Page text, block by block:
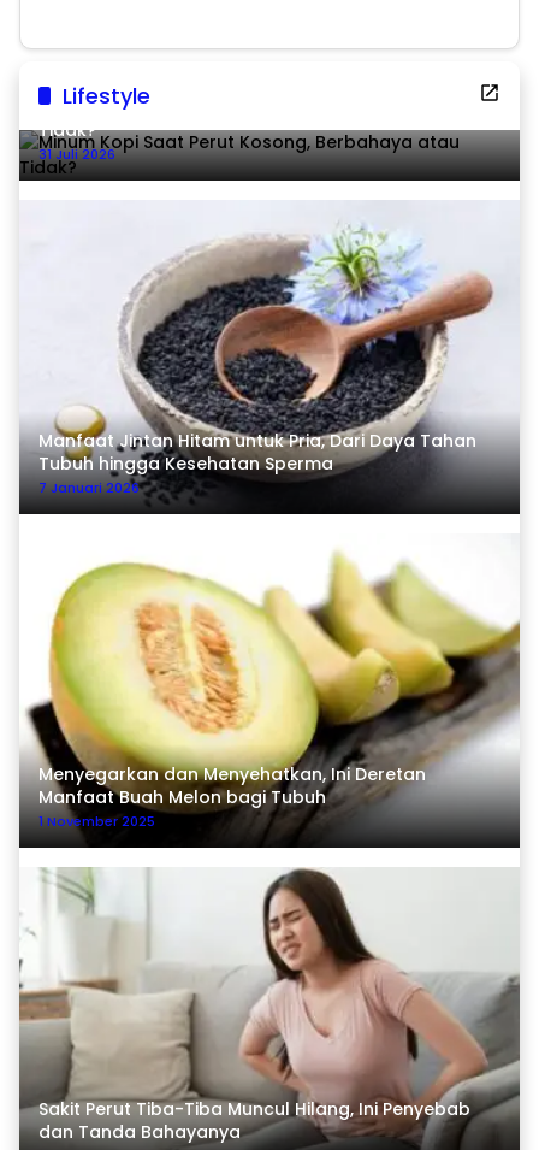
Lifestyle
Minum Kopi Saat Perut Kosong, Berbahaya atau
Tidak?
31 Juli 2026
Manfaat Jintan Hitam untuk Pria, Dari Daya Tahan
Tubuh hingga Kesehatan Sperma
7 Januari 2026
Menyegarkan dan Menyehatkan, Ini Deretan
Manfaat Buah Melon bagi Tubuh
1 November 2025
Sakit Perut Tiba-Tiba Muncul Hilang, Ini Penyebab
dan Tanda Bahayanya